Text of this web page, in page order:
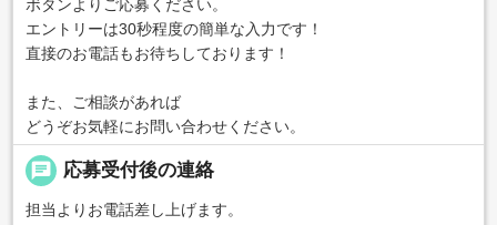
ボタンよりご応募ください。
エントリーは30秒程度の簡単な入力です！
直接のお電話もお待ちしております！
また、ご相談があれば
どうぞお気軽にお問い合わせください。
chat 応募受付後の連絡
担当よりお電話差し上げます。